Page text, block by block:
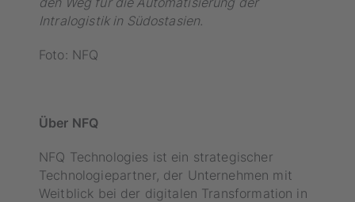
Intralogistik in Südostasien.
Foto: NFQ
Über NFQ
NFQ Technologies ist ein strategischer
Technologiepartner, der Unternehmen mit
Weitblick bei der digitalen Transformation in